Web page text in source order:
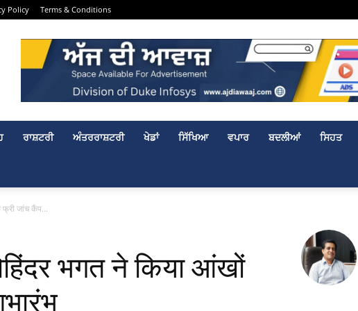
Policy Terms & Conditions
ਰਾਸ਼ਟਰੀ ਅੰਤਰਰਾਸ਼ਟਰੀ ਖੇਡਾਂ ਸਿੱਖਿਆ ਵਪਾਰ ਬਦਲੀਆਂ ਸਿਹਤ
फ्री जांच कैंप...
भगत ने किया आंखों